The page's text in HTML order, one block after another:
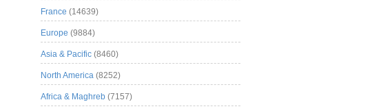
France (14639)
Europe (9884)
Asia & Pacific (8460)
North America (8252)
Africa & Maghreb (7157)